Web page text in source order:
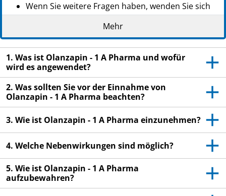
Wenn Sie weitere Fragen haben, wenden Sie sich
an Ihren Arzt oder Apotheker.
Dieses Arzneimittel wurde Ihnen persönlich
verschrieben. Geben Sie es nicht an Dritte weiter.
Es kann anderen Menschen schaden, auch wenn
diese die gleichen Beschwerden haben wie Sie.
Wenn Sie Nebenwirkungen bemerken, wenden Sie
sich an Ihren Arzt oder Apotheker. Dies gilt auch
Packungsbeilage angegeben sind. Siehe Abschnitt
Mehr
1. Was ist Olanzapin - 1 A Pharma und wofür
wird es angewendet?
2. Was sollten Sie vor der Einnahme von
Olanzapin - 1 A Pharma beachten?
3. Wie ist Olanzapin - 1 A Pharma einzunehmen?
4. Welche Nebenwirkungen sind möglich?
5. Wie ist Olanzapin - 1 A Pharma
aufzubewahren?